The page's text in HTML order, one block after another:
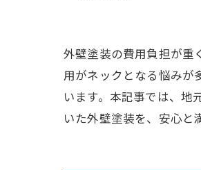
外壁塗装の費用負担が重
用がネックとなる悩みが
います。本記事では、地
いた外壁塗装を、安心と